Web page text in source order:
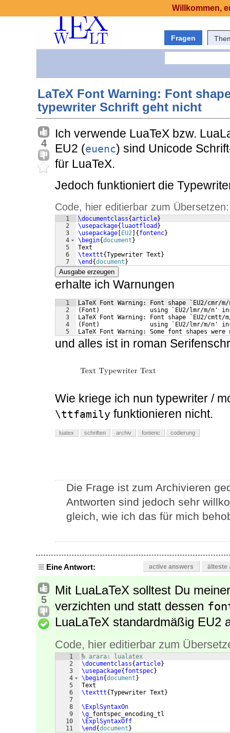
Fragen
LaTeX Font Warning: Font
typewriter Schrift geht nicht
4
Ich verwende LuaTeX bzw.
EU2 (euenc) sind Unicode
für LuaTeX.
Jedoch funktioniert die
Code, hier editierbar zum Übersetzen:
1
2
3
4
5
6
7
\documentclass{article}
\usepackage{ luaotfload }
\usepackage
EU2 { fontenc}
\begin{document }
Text
\texttt{Typewriter Text }
\end {document }
Ausgabe erzeugen
erhalte ich Warnungen
1
2
3
4
5
LaTeX Font Warning: Font shape `EU2/cmr/
(Font)              using `EU2/lmr/m/n'
LaTeX Font Warning: Font shape `EU2/cmtt/
(Font)              using `EU2/lmr/m/n'
LaTeX Font Warning: Some font shapes
und alles ist in roman
Wie kriege ich nun typewriter /
\ttfamily funktionieren nicht.
luatex schriften archiv fontenc codierung
Die Frage ist zum Archivieren
Antworten sind jedoch sehr
gleich, wie ich das für mich
Eine Antwort: active answers älteste
5
Mit LuaLaTeX solltest Du
verzichten und statt dessen
LuaLaTeX standardmäßig EU2
Code, hier editierbar zum
1
2
3
4
5
6
7
8
9
10
11
% arara: lualatex
\documentclass{article}
\usepackage{ fontspec}
\begin{document }
Text
\texttt{Typewriter Text }
\ExplSyntaxOn
\g _fontspec_encoding_tl
\ExplSyntaxOff
\end {document }
Willkommen,